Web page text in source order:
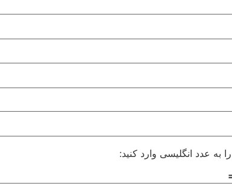
به عدد انگلیسی وارد کنید: